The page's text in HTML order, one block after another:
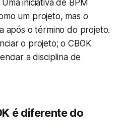
iniciativa de BPM
um projeto, mas o
após o término do projeto.
o projeto; o CBOK
a disciplina de
é diferente do